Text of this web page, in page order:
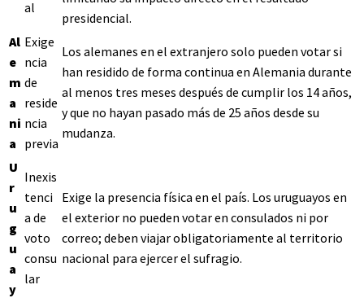
al
presidencial.
Al
e
m
a
ni
a
Exige
ncia
de
reside
ncia
previa
Los alemanes en el extranjero solo pueden votar si
han residido de forma continua en Alemania durante
al menos tres meses después de cumplir los 14 años,
y que no hayan pasado más de 25 años desde su
mudanza.
U
r
u
g
u
a
y
Inexis
tenci
a de
voto
consu
lar
Exige la presencia física en el país. Los uruguayos en
el exterior no pueden votar en consulados ni por
correo; deben viajar obligatoriamente al territorio
nacional para ejercer el sufragio.